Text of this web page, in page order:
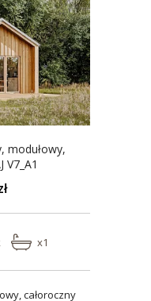
modułowy,
V7_A1
x1
całoroczny